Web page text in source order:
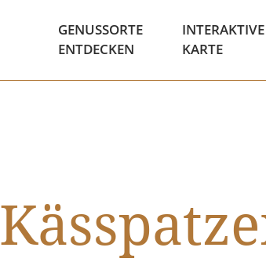
GENUSSORTE
ENTDECKEN
INTERAKTIVE
KARTE